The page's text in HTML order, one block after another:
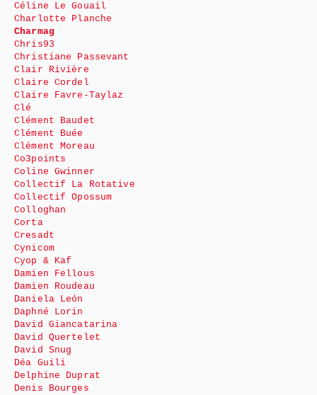
Céline Le Gouail
Charlotte Planche
Charmag
Chris93
Christiane Passevant
Clair Rivière
Claire Cordel
Claire Favre-Taylaz
Clé
Clément Baudet
Clément Buée
Clément Moreau
Co3points
Coline Gwinner
Collectif La Rotative
Collectif Opossum
Colloghan
Corta
Cresadt
Cynicom
Cyop & Kaf
Damien Fellous
Damien Roudeau
Daniela León
Daphné Lorin
David Giancatarina
David Quertelet
David Snug
Déa Guili
Delphine Duprat
Denis Bourges